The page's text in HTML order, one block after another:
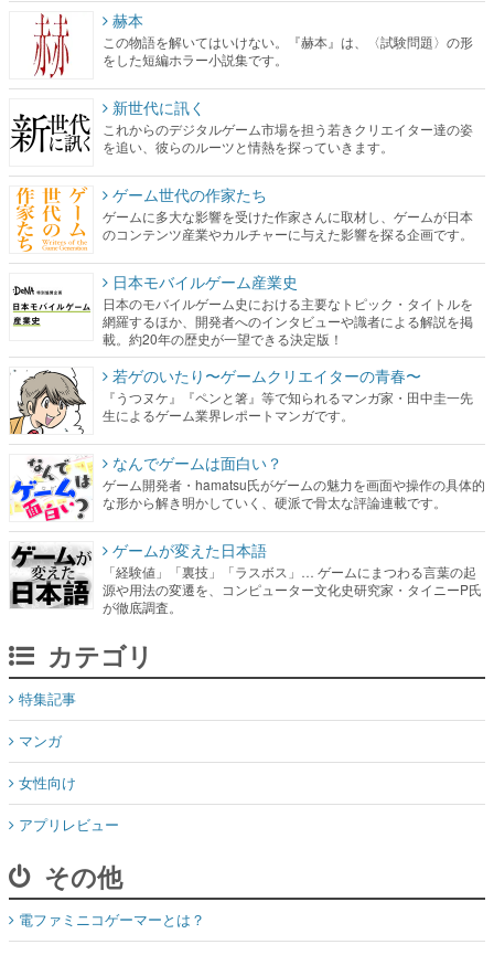
赫本
この物語を解いてはいけない。『赫本』は、〈試験問題〉の形
をした短編ホラー小説集です。
新世代に訊く
これからのデジタルゲーム市場を担う若きクリエイター達の姿
を追い、彼らのルーツと情熱を探っていきます。
ゲーム世代の作家たち
ゲームに多大な影響を受けた作家さんに取材し、ゲームが日本
のコンテンツ産業やカルチャーに与えた影響を探る企画です。
日本モバイルゲーム産業史
日本のモバイルゲーム史における主要なトピック・タイトルを
網羅するほか、開発者へのインタビューや識者による解説を掲
載。約20年の歴史が一望できる決定版！
若ゲのいたり〜ゲームクリエイターの青春〜
『うつヌケ』『ペンと箸』等で知られるマンガ家・田中圭一先
生によるゲーム業界レポートマンガです。
なんでゲームは面白い？
ゲーム開発者・hamatsu氏がゲームの魅力を画面や操作の具体的
な形から解き明かしていく、硬派で骨太な評論連載です。
ゲームが変えた日本語
「経験値」「裏技」「ラスボス」… ゲームにまつわる言葉の起
源や用法の変遷を、コンピューター文化史研究家・タイニーP氏
が徹底調査。
カテゴリ
特集記事
マンガ
女性向け
アプリレビュー
その他
電ファミニコゲーマーとは？